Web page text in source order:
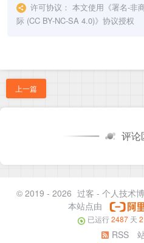
许可协议： 本文使用《署名-非
际 (CC BY-NC-SA 4.0)》协议授权
上一篇
评论
© 2019 - 2026 过客 - 个人技术
本站点由
已运行2487天
RSS